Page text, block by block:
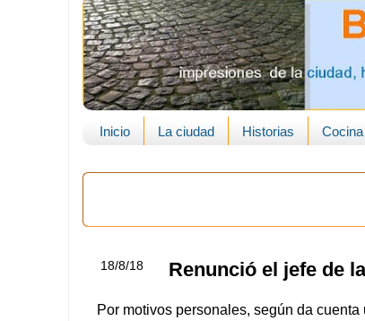
Inicio La ciudad Historias
18/8/18 Renunció el jefe de
Por motivos personales, según da